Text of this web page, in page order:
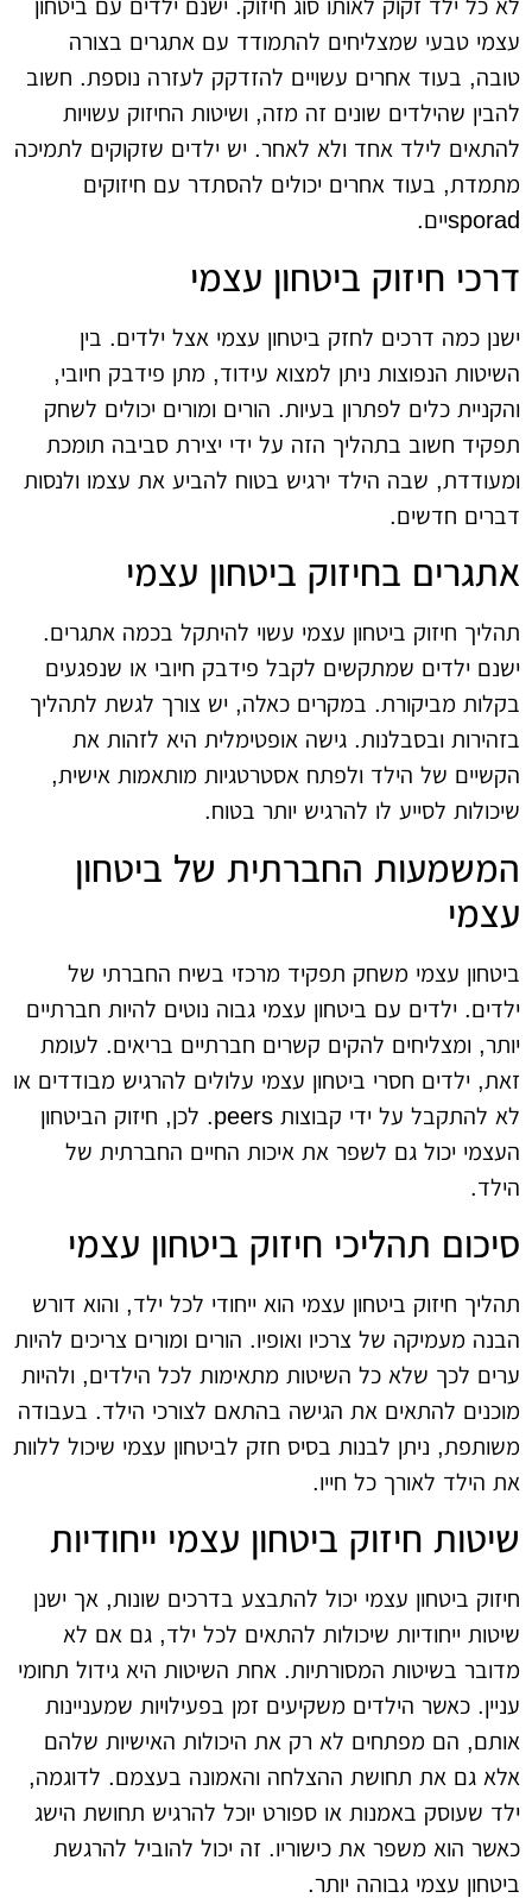
לא כל ילד זקוק לאותו סוג חיזוק. ישנם ילדים עם ביטחון
עצמי טבעי שמצליחים להתמודד עם אתגרים בצורה
טובה, בעוד אחרים עשויים להזדקק לעזרה נוספת. חשוב
להבין שהילדים שונים זה מזה, ושיטות החיזוק עשויות
להתאים לילד אחד ולא לאחר. יש ילדים שזקוקים לתמיכה
מתמדת, בעוד אחרים יכולים להסתדר עם חיזוקים
sporadיים.
דרכי חיזוק ביטחון עצמי
ישנן כמה דרכים לחזק ביטחון עצמי אצל ילדים. בין
השיטות הנפוצות ניתן למצוא עידוד, מתן פידבק חיובי,
והקניית כלים לפתרון בעיות. הורים ומורים יכולים לשחק
תפקיד חשוב בתהליך הזה על ידי יצירת סביבה תומכת
ומעודדת, שבה הילד ירגיש בטוח להביע את עצמו ולנסות
דברים חדשים.
אתגרים בחיזוק ביטחון עצמי
תהליך חיזוק ביטחון עצמי עשוי להיתקל בכמה אתגרים.
ישנם ילדים שמתקשים לקבל פידבק חיובי או שנפגעים
בקלות מביקורת. במקרים כאלה, יש צורך לגשת לתהליך
בזהירות ובסבלנות. גישה אופטימלית היא לזהות את
הקשיים של הילד ולפתח אסטרטגיות מותאמות אישית,
שיכולות לסייע לו להרגיש יותר בטוח.
המשמעות החברתית של ביטחון
עצמי
ביטחון עצמי משחק תפקיד מרכזי בשיח החברתי של
ילדים. ילדים עם ביטחון עצמי גבוה נוטים להיות חברתיים
יותר, ומצליחים להקים קשרים חברתיים בריאים. לעומת
זאת, ילדים חסרי ביטחון עצמי עלולים להרגיש מבודדים או
לא להתקבל על ידי קבוצות peers. לכן, חיזוק הביטחון
העצמי יכול גם לשפר את איכות החיים החברתית של
הילד.
סיכום תהליכי חיזוק ביטחון עצמי
תהליך חיזוק ביטחון עצמי הוא ייחודי לכל ילד, והוא דורש
הבנה מעמיקה של צרכיו ואופיו. הורים ומורים צריכים להיות
ערים לכך שלא כל השיטות מתאימות לכל הילדים, ולהיות
מוכנים להתאים את הגישה בהתאם לצורכי הילד. בעבודה
משותפת, ניתן לבנות בסיס חזק לביטחון עצמי שיכול ללוות
את הילד לאורך כל חייו.
שיטות חיזוק ביטחון עצמי ייחודיות
חיזוק ביטחון עצמי יכול להתבצע בדרכים שונות, אך ישנן
שיטות ייחודיות שיכולות להתאים לכל ילד, גם אם לא
מדובר בשיטות המסורתיות. אחת השיטות היא גידול תחומי
עניין. כאשר הילדים משקיעים זמן בפעילויות שמעניינות
אותם, הם מפתחים לא רק את היכולות האישיות שלהם
אלא גם את תחושת ההצלחה והאמונה בעצמם. לדוגמה,
ילד שעוסק באמנות או ספורט יוכל להרגיש תחושת הישג
כאשר הוא משפר את כישוריו. זה יכול להוביל להרגשת
ביטחון עצמי גבוהה יותר.